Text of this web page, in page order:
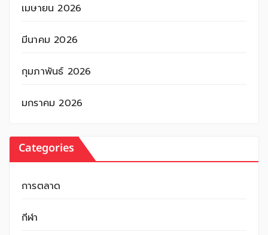
เมษายน 2026
มีนาคม 2026
กุมภาพันธ์ 2026
มกราคม 2026
Categories
การตลาด
กีฬา